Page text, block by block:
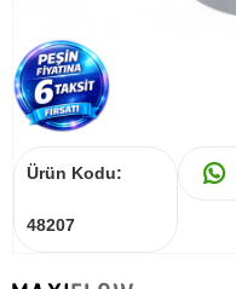
Ürün Kodu:
48207